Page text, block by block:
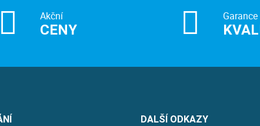
Akční
CENY
Garance
DALŠÍ ODKAZY